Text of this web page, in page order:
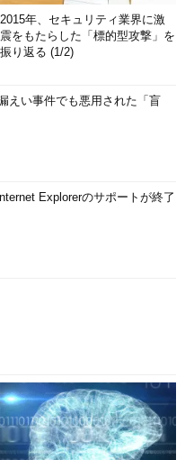
2015年、セキュリティ業界に激
震をもたらした「標的型攻撃」を
振り返る (1/2)
えい事件でも悪用された「盲
Explorerのサポートが終了